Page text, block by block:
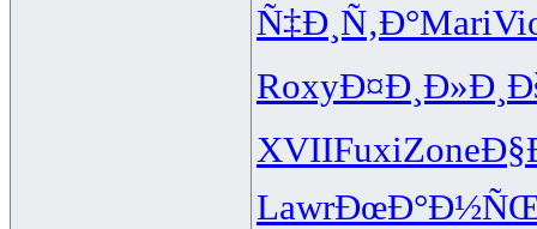
Ñ‡Ð¸Ñ‚Ð°Mari
RoxyÐ¤Ð¸Ð»Ð¸
XVIIFuxiZone
Lawr